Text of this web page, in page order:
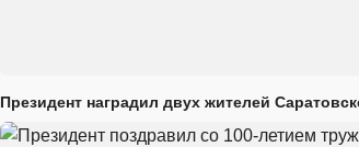
Президент наградил двух жителей